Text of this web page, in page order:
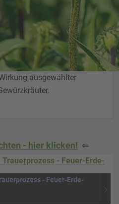
ausgewählter
- hier klicken! ⇐
- Feuer-Erde-
›